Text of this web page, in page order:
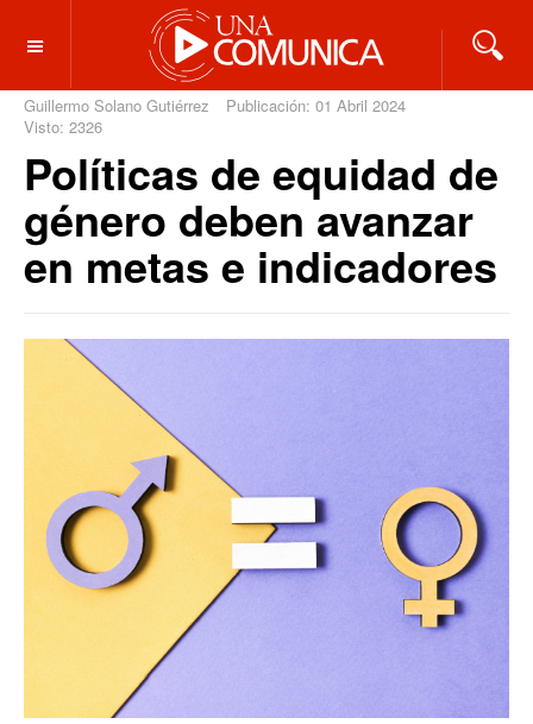
OFF CANVAS
Guillermo Solano Gutiérrez
Publicación: 01 Abril 2024
Visto: 2326
Políticas de equidad de
género deben avanzar
en metas e indicadores